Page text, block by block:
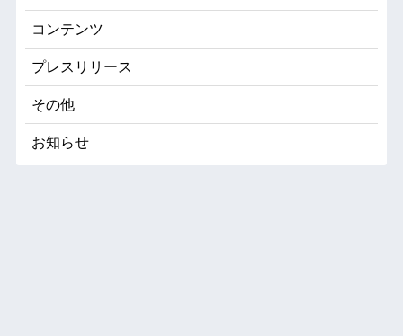
コンテンツ
プレスリリース
その他
お知らせ